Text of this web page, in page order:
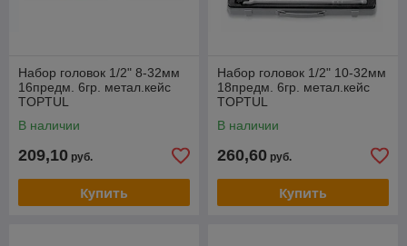
Набор головок 1/2" 8-32мм
16предм. 6гр. метал.кейс
TOPTUL
В наличии
209,10 руб.
Купить
Набор головок 1/2" 10-32мм
18предм. 6гр. метал.кейс
TOPTUL
В наличии
260,60 руб.
Купить